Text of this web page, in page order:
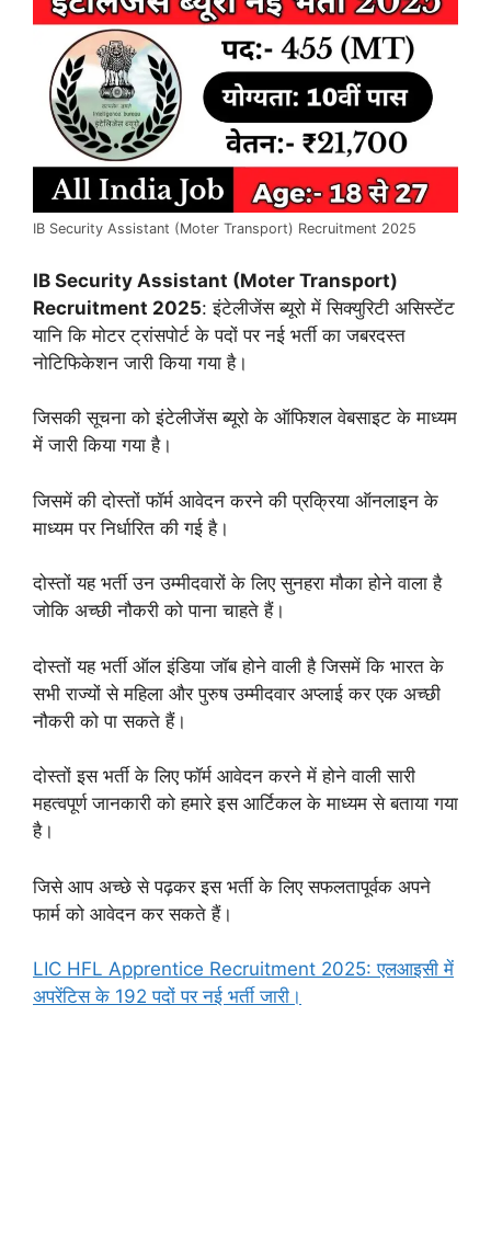
IB Security Assistant (Moter Transport) Recruitment 2025
IB Security Assistant (Moter Transport)
Recruitment 2025: इंटेलीजेंस ब्यूरो में सिक्युरिटी असिस्टेंट
यानि कि मोटर ट्रांसपोर्ट के पदों पर नई भर्ती का जबरदस्त
नोटिफिकेशन जारी किया गया है।
जिसकी सूचना को इंटेलीजेंस ब्यूरो के ऑफिशल वेबसाइट के माध्यम
में जारी किया गया है।
जिसमें की दोस्तों फॉर्म आवेदन करने की प्रक्रिया ऑनलाइन के
माध्यम पर निर्धारित की गई है।
दोस्तों यह भर्ती उन उम्मीदवारों के लिए सुनहरा मौका होने वाला है
जोकि अच्छी नौकरी को पाना चाहते हैं।
दोस्तों यह भर्ती ऑल इंडिया जॉब होने वाली है जिसमें कि भारत के
सभी राज्यों से महिला और पुरुष उम्मीदवार अप्लाई कर एक अच्छी
नौकरी को पा सकते हैं।
दोस्तों इस भर्ती के लिए फॉर्म आवेदन करने में होने वाली सारी
महत्वपूर्ण जानकारी को हमारे इस आर्टिकल के माध्यम से बताया गया
है।
जिसे आप अच्छे से पढ़कर इस भर्ती के लिए सफलतापूर्वक अपने
फार्म को आवेदन कर सकते हैं।
LIC HFL Apprentice Recruitment 2025: एलआइसी में
अपरेंटिस के 192 पदों पर नई भर्ती जारी।